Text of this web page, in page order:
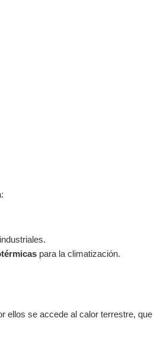
para la climatización.
ellos se accede al calor terrestre, que